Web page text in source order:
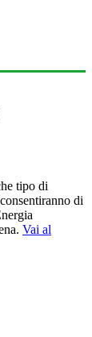
tipo di
di
Vai al